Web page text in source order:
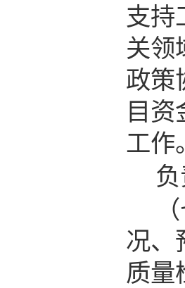
支持
关领
政策
目
工作
况、
质量